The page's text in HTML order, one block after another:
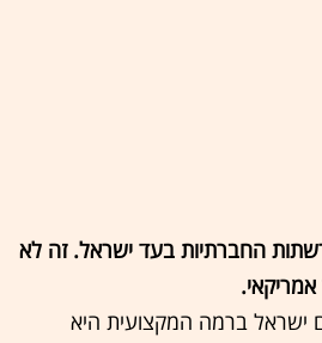
החברתיות בעד ישראל. זה לא
אמריקאי.
ישראל ברמה המקצועית היא